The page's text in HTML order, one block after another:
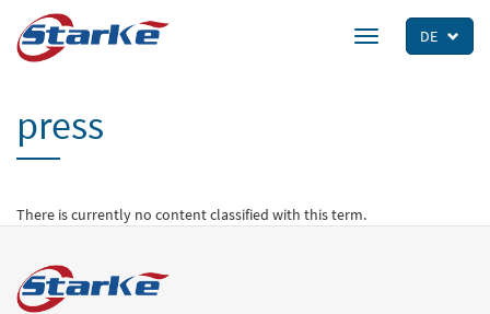
main
DE
Toggle
navigation
press
There is currently no content classified with this term.